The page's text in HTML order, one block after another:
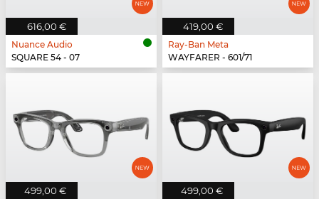
616,00 €
Nuance Audio
SQUARE 54 - 07
419,00 €
Ray-Ban Meta
WAYFARER - 601/71
499,00 € 499,00 €